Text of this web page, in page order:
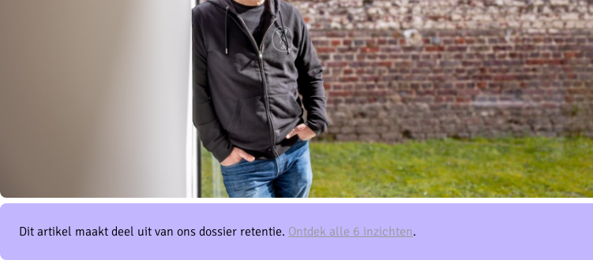
Dit artikel maakt deel uit van ons dossier retentie. Ontdek alle 6 inzichten.